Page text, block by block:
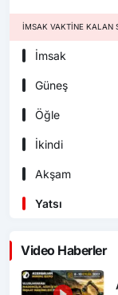
İMSAK VAKTINE KALAN
İmsak
Güneş
Öğle
İkindi
Akşam
Yatsı
Video Haberler